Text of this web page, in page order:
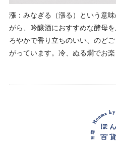
漲：みなぎる（漲る）という意
がら、吟醸酒におすすめな酵母
ろやかで香り立ちのいい、のど
がっています。冷、ぬる燗でお楽